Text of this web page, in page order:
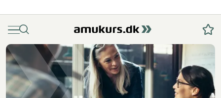
MenuSøg